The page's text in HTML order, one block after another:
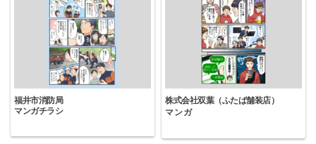
福井市消防局
マンガチラシ
株式会社双葉（ふたば舗装店）
マンガ